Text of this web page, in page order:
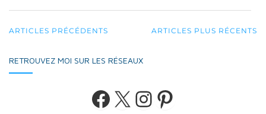
NAVIGATION
SEIN
ARTICLES PRÉCÉDENTS ARTICLES PLUS RÉCENTS
RETROUVEZ MOI SUR LES RÉSEAUX
Facebook
X Instagram
Pinterest